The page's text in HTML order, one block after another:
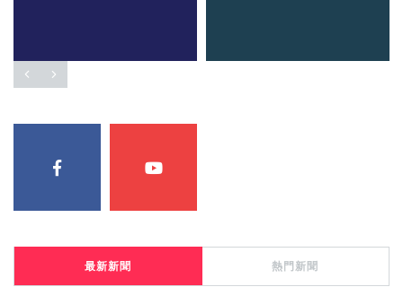
最新新聞 熱門新聞